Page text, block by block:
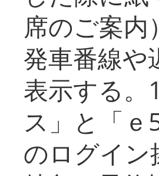
席のご案
発車番線や
表示する。
ス」と「
のログイン